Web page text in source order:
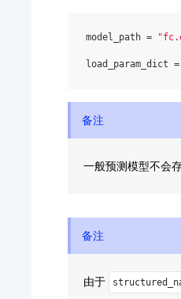
model_path =
load_param_dict =
备注
一般预测模型不会
备注
由于